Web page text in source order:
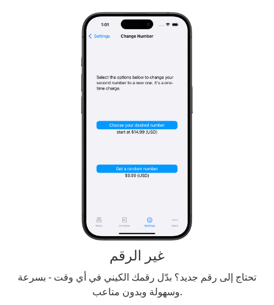
غير الرقم
تحتاج إلى رقم جديد؟ بدّل رقمك الكيني في أي وقت - بسرعة
وسهولة وبدون متاعب.